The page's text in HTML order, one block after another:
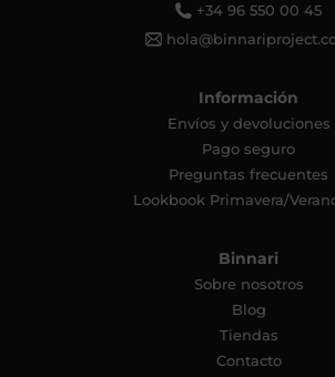
+34 96 550 00 45
Información
Envíos y devoluciones
Pago seguro
Preguntas frecuentes
Lookbook Primavera/
Binnari
Sobre nosotros
Blog
Tiendas
Contacto